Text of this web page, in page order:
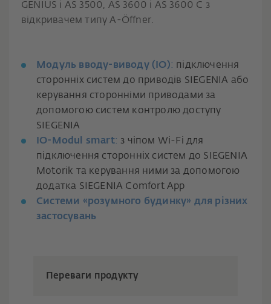
GENIUS і AS 3500, AS 3600 і AS 3600 C з
відкривачем типу A-Öffner.
Модуль вводу-виводу (IO): підключення
сторонніх систем до приводів SIEGENIA або
керування сторонніми приводами за
допомогою систем контролю доступу
SIEGENIA
IO-Modul smart: з чіпом Wi-Fi для
підключення сторонніх систем до SIEGENIA
Motorik та керування ними за допомогою
додатка SIEGENIA Comfort App
Системи «розумного будинку» для різних
застосувань
Переваги продукту